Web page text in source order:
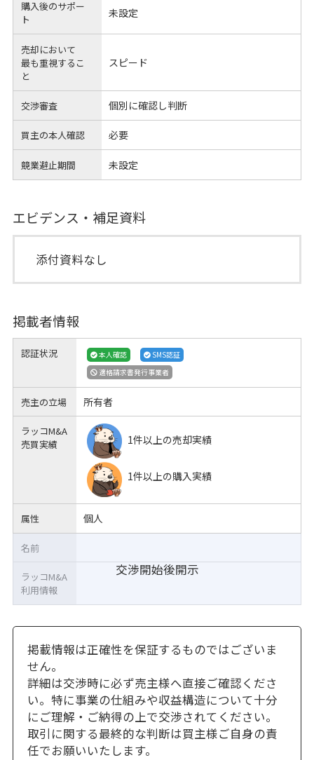
購入後のサポー
ト
未設定
売却において
最も重視するこ
と
スピード
交渉審査 個別に確認し判断
買主の本人確認 必要
競業避止期間 未設定
エビデンス・補足資料
添付資料なし
掲載者情報
認証状況 本人確認
SMS認証
適格請求書発行事業者
売主の立場 所有者
ラッコM&A
売買実績
1件以上の売却実績
1件以上の購入実績
属性 個人
交渉開始後開示
名前
ラッコM&A
利用情報
掲載情報は正確性を保証するものではございま
せん。
詳細は交渉時に必ず売主様へ直接ご確認くださ
い。特に事業の仕組みや収益構造について十分
にご理解・ご納得の上で交渉されてください。
取引に関する最終的な判断は買主様ご自身の責
任でお願いいたします。